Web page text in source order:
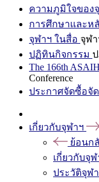
ความภูมิใจของ
การศึกษาและห
จุฬาฯ ในสื่อ จุฬ
ปฏิทินกิจกรรม
The 166th
Conference
ประกาศจัดซื้อจัด
เกี่ยวกับจุฬาฯ
ย้อนก
เกี่ยวกับจุฬ
ประวัติจุฬ